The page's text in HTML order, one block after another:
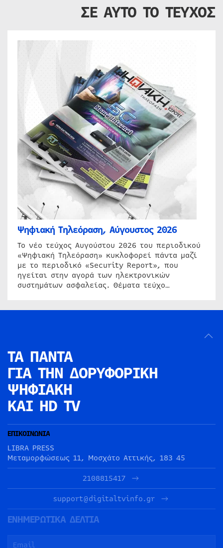
ΣΕ ΑΥΤΟ ΤΟ ΤΕΥΧΟΣ
Ψηφιακή Τηλεόραση, Αύγουστος 2026
Το νέο τεύχος Αυγούστου 2026 του περιοδικού
«Ψηφιακή Τηλεόραση» κυκλοφορεί πάντα μαζί
με το περιοδικό «Security Report», που
ηγείται στην αγορά των ηλεκτρονικών
συστημάτων ασφαλείας. Θέματα τεύχο…
ΤΑ ΠΑΝΤΑ
ΓΙΑ ΤΗΝ ΔΟΡΥΦΟΡΙΚΗ
ΨΗΦΙΑΚΗ
ΚΑΙ HD TV
ΕΠΙΚΟΙΝΩΝΙΑ
LIBRA PRESS
Μεταμορφώσεως 11, Μοσχάτο Αττικής, 183 45
2108815417
support@digitaltvinfo.gr
ΕΝΗΜΕΡΩΤΙΚΑ ΔΕΛΤΙΑ